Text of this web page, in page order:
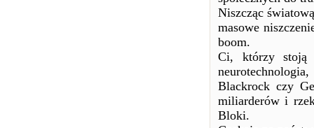
Niszcząc
masowe
boom.
Ci, którzy
Blackrock czy
miliarderów i
Bloki.